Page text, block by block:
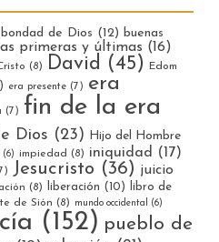
bondad de Dios (12) buenas
primeras y últimas (16)
(8) David (45)
Edom
era presente (7) era
(7) fin de la era
Dios (23)
Hijo del Hombre
(6) impiedad (8) iniquidad (17)
Jesucristo (36) juicio
(8) liberación (10)
libro de
de Sión (8) mundo occidental (6)
(152) pueblo de